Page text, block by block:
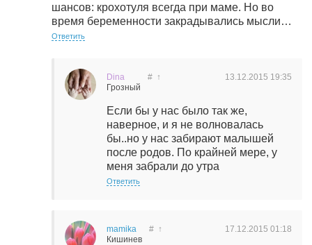
шансов: крохотуля всегда при маме. Но во
время беременности закрадывались мысли…
Ответить
Dina
Грозный
13.12.2015 19:35
# ↑
Если бы у нас было так же,
наверное, и я не волновалась
бы..но у нас забирают малышей
после родов. По крайней мере, у
меня забрали до утра
Ответить
mamika
Кишинев
17.12.2015 01:18
# ↑